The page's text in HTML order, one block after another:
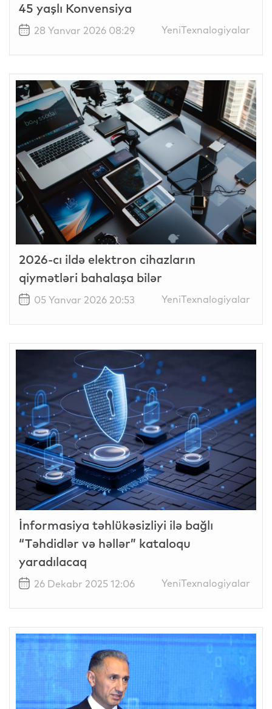
45 yaşlı Konvensiya
28 Yanvar 2026 08:29 YeniTexnalogiyalar
2026-cı ildə elektron cihazların
qiymətləri bahalaşa bilər
05 Yanvar 2026 20:53 YeniTexnalogiyalar
İnformasiya təhlükəsizliyi ilə bağlı
“Təhdidlər və həllər” kataloqu
yaradılacaq
26 Dekabr 2025 12:06 YeniTexnalogiyalar